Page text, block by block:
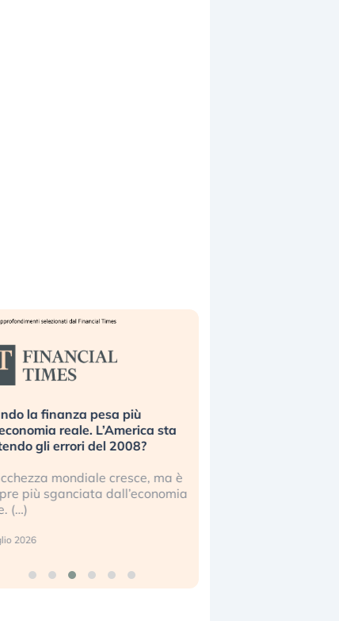
la finanza pesa più
reale. L’America sta
gli errori del 2008?
mondiale cresce, ma è
più sganciata dall’economia
(…)
2026